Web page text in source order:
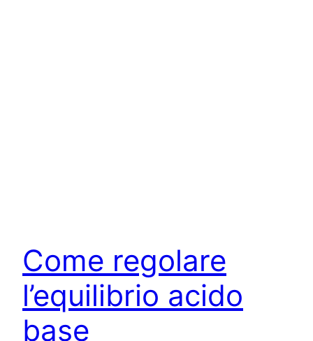
Come regolare
l’equilibrio acido
base